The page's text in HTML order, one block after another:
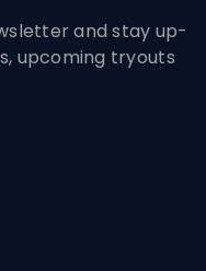
and stay up-
upcoming tryouts